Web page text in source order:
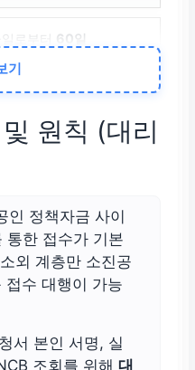
일로부터 60일
인 접수(ols.semas.
기
원칙 (대리
인 정책자금 사이
통한 접수가 기본
외 계층만 소진공
접수 대행이 가능
서 본인 서명, 실
조회를 위해대